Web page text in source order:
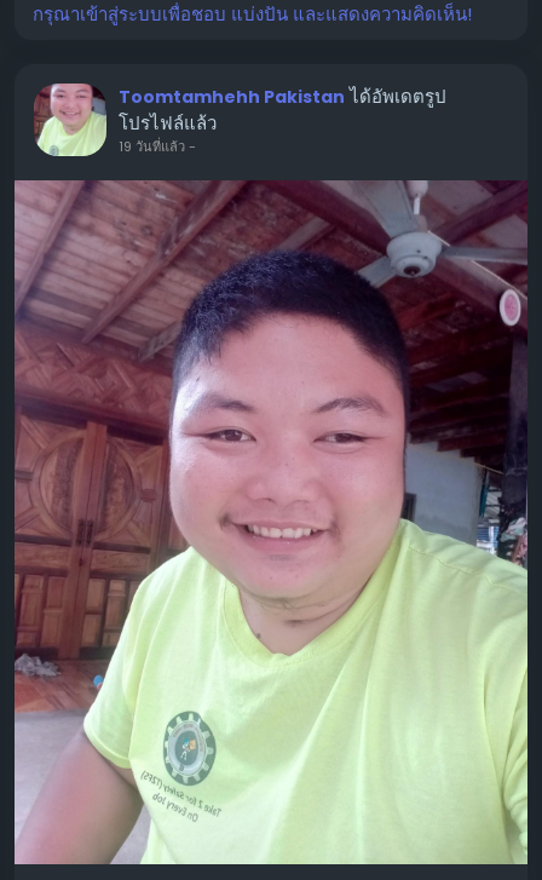
กรุณาเข้าสู่ระบบเพื่อชอบ แบ่งปัน และแสดงความคิดเห็น!
Toomtamhehh Pakistan ได้อัพเดตรูป
โปรไฟล์แล้ว
19 วันที่แล้ว-